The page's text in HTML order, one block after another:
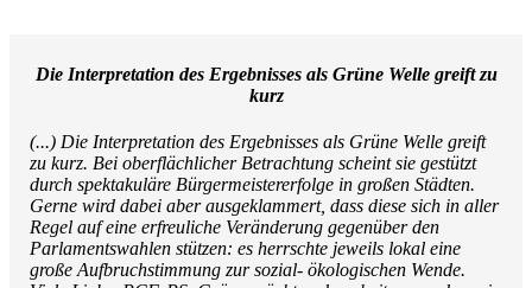
Die Interpretation des Ergebnisses als Grüne Welle greift zu
kurz
(...) Die Interpretation des Ergebnisses als Grüne Welle greift
zu kurz. Bei oberflächlicher Betrachtung scheint sie gestützt
durch spektakuläre Bürgermeistererfolge in großen Städten.
Gerne wird dabei aber ausgeklammert, dass diese sich in aller
Regel auf eine erfreuliche Veränderung gegenüber den
Parlamentswahlen stützen: es herrschte jeweils lokal eine
große Aufbruchstimmung zur sozial- ökologischen Wende.